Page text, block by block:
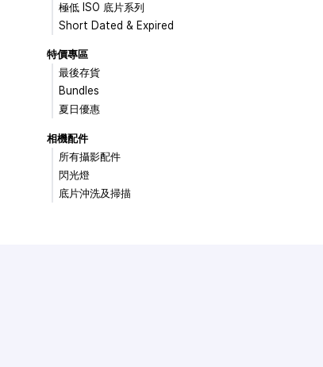
極低 ISO 底片系列
Short Dated & Expired
特價專區
最後存貨
Bundles
夏日優惠
相機配件
所有攝影配件
閃光燈
底片沖洗及掃描